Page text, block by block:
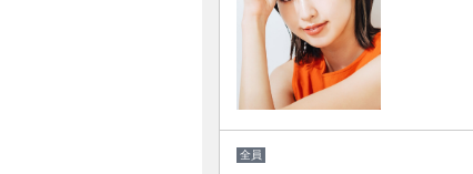
全員